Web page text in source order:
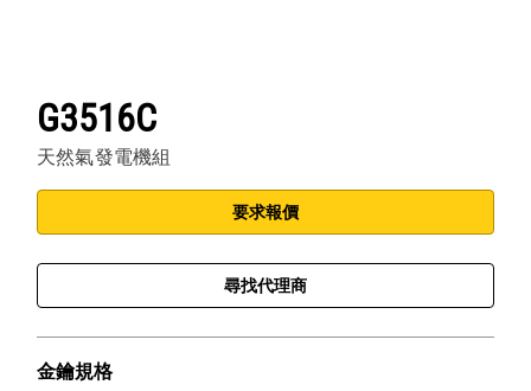
G3516C
天然氣發電機組
要求報價
尋找代理商
金鑰規格